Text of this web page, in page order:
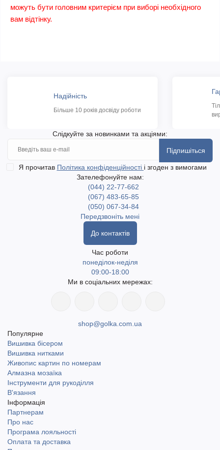
можуть бути головним критерієм при виборі необхідного
вам відтінку.
Надійність
Більше 10 років досвіду роботи
Слідкуйте за новинками та акціями:
Підпишіться
Я прочитав Політика конфіденційності і згоден з вимогами
Зателефонуйте нам:
(044) 22-77-662
(067) 483-65-85
(050) 067-34-84
Передзвоніть мені
До контактів
Час роботи
понеділок-неділя
09:00-18:00
Ми в соціальних мережах:
shop@golka.com.ua
Популярне
Вишивка бісером
Вишивка нитками
Живопис картин по номерам
Алмазна мозаїка
Інструменти для рукоділля
В'язання
Інформація
Партнерам
Про нас
Програма лояльності
Оплата та доставка